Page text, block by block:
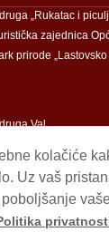
„Rukatac i
zajednica
prirode „Lastovsko
Val
kolačiće
Uz vaš